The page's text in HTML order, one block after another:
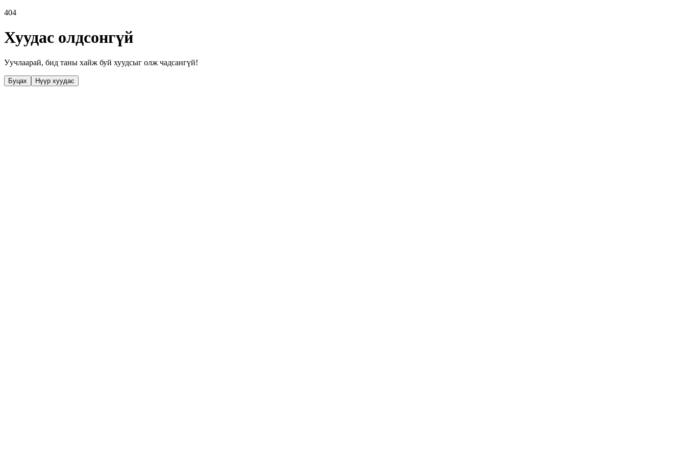
404
Хуудас олдсонгүй
Уучлаарай, бид таны хайж буй хуудсыг олж чадсангүй!
Буцах Нүүр хуудас